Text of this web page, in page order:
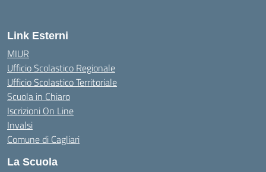
Link Esterni
MIUR
Ufficio Scolastico Regionale
Ufficio Scolastico Territoriale
Scuola in Chiaro
Iscrizioni On Line
Invalsi
Comune di Cagliari
La Scuola